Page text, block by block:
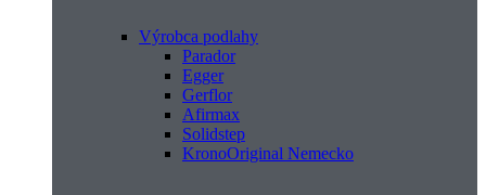
Výrobca podlahy
Parador
Egger
Gerflor
Afirmax
Solidstep
KronoOriginal Nemecko